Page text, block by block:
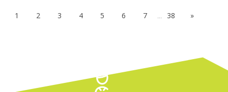
1 2 3 4 5 6 7 ... 38 »